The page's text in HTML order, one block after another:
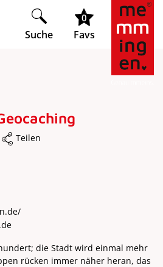
Suche
0
Favs
Teilen
die Stadt wird einmal mehr
rücken immer näher heran, das